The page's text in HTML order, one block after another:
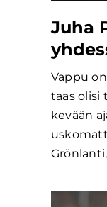
Juha
Vappu
taas olisi
kevään